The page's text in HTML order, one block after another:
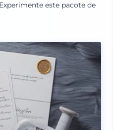
este pacote de